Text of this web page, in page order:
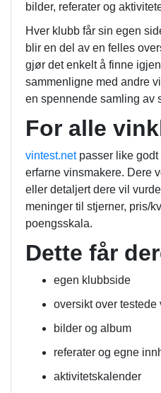
bilder, referater og
Hver klubb får sin egen
blir en del av en felles
gjør det enkelt å finne
sammenligne med andre
en spennende samling av
For alle
vintest.netpasser like godt
erfarne vinsmakere. Dere
eller detaljert dere vil
meninger til stjerner, pris/
poengsskala.
Dette får
egen klubbside
oversikt over testede
bilder og album
referater og egne
aktivitetskalender